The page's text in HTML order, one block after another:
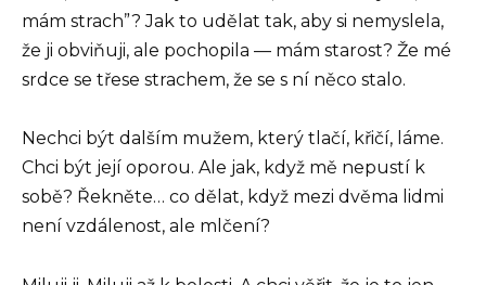
mám strach”? Jak to udělat tak, aby si nemyslela,
že ji obviňuji, ale pochopila — mám starost? Že mé
srdce se třese strachem, že se s ní něco stalo.
Nechci být dalším mužem, který tlačí, křičí, láme.
Chci být její oporou. Ale jak, když mě nepustí k
sobě? Řekněte… co dělat, když mezi dvěma lidmi
není vzdálenost, ale mlčení?